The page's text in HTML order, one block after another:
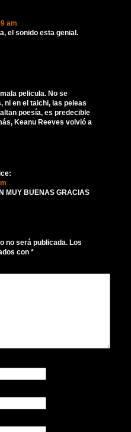
am
el sonido esta genial.
pelicula. No se
ni en el taichi, las peleas
poesía, es predecible
Keanu Reeves volvió a
MUY BUENAS GRACIAS
no será publicada. Los
con *